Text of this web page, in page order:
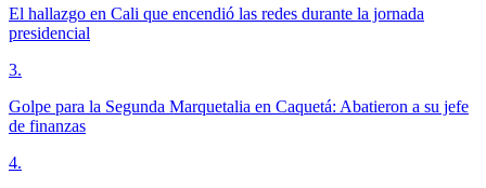
El hallazgo en Cali que encendió las redes durante la jornada
presidencial
3.
Golpe para la Segunda Marquetalia en Caquetá: Abatieron a su jefe
de finanzas
4.